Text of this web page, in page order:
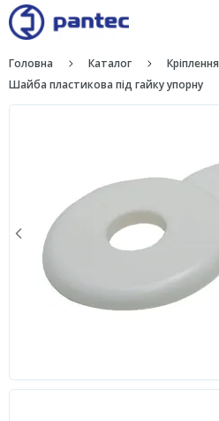
Головна Каталог
Кріплення
Шайба пластикова під гайку упорну